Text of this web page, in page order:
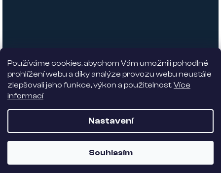
Používáme cookies, abychom Vám umožnili pohodlné
prohlížení webu a díky analýze provozu webu neustále
zlepšovali jeho funkce, výkon a použitelnost.Více
informací
Nastavení
Souhlasím
Alhambra design
vyhrazena.